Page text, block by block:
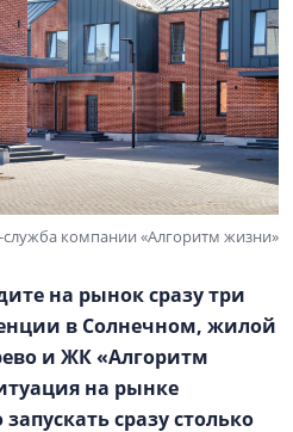
служба компании «Алгоритм жизни»
на рынок сразу три
в Солнечном, жилой
и ЖК «Алгоритм
на рынке
сразу столько